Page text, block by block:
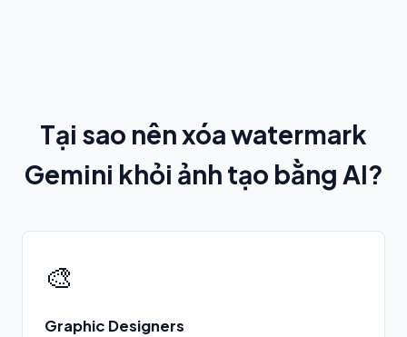
Tại sao nên xóa watermark
Gemini khỏi ảnh tạo bằng AI?
🎨
Graphic Designers